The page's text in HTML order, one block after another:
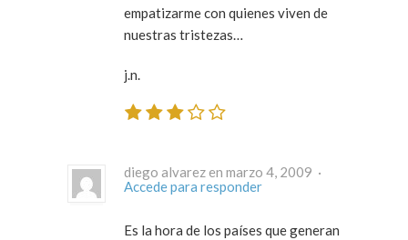
empatizarme con quienes viven de
nuestras tristezas…
j.n.
diego alvarez en marzo 4, 2009 ·
Accede para responder
Es la hora de los países que generan